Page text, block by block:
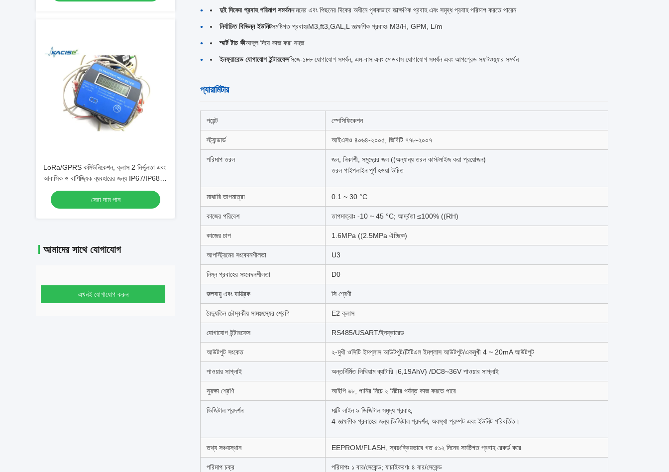
LoRa/GPRS কমিউনিকেশন, ক্লাস 2 নির্ভুলতা এবং
আবাসিক ও বাণিজ্যিক ব্যবহারের জন্য IP67/IP68
সুরক্ষা সহ ওয়্যারলেস আল্ট্রাসনিক BTU মিটার
সেরা দাম পান
আমাদের সাথে যোগাযোগ
এখনই যোগাযোগ করুন
দুই দিকের প্রবাহ পরিমাপ সমর্থনসামনের এবং পিছনের দিকের অধীনে পৃথকভাবে তাত্ক্ষণিক প্রবাহ এবং সমৃদ্ধ প্রবাহ পরিমাপ করতে পারেন
নির্বাচিত বিভিন্ন ইউনিটসমষ্টিগত প্রবাহঃM3,ft3,GAL,L তাত্ক্ষণিক প্রবাহঃ M3/H, GPM, L/m
স্মার্ট টাচ কীআঙ্গুল দিয়ে কাজ করা সহজ
ইনফ্রারেড যোগাযোগ ইন্টারফেসসিজে-১৮৮ যোগাযোগ সমর্থন, এম-বাস এবং মোডবাস যোগাযোগ সমর্থন এবং আপগ্রেড সফটওয়্যার সমর্থন
প্যারামিটার
পয়েন্ট স্পেসিফিকেশন
স্ট্যান্ডার্ড আইএসও ৪০৬৪-২০০৫, জিবিটি ৭৭৮-২০০৭
পরিমাপ তরল
জল, নিকাশী, সমুদ্রের জল ((অন্যান্য তরল কাস্টমাইজ করা প্রয়োজন)
তরল পাইপলাইন পূর্ণ হওয়া উচিত
মাঝারি তাপমাত্রা 0.1 ~ 30 °C
কাজের পরিবেশ তাপমাত্রাঃ -10 ~ 45 °C; আর্দ্রতা ≤100% ((RH)
কাজের চাপ 1.6MPa ((2.5MPa ঐচ্ছিক)
আপস্ট্রিমের সংবেদনশীলতা U3
নিম্ন প্রবাহের সংবেদনশীলতা D0
জলবায়ু এবং যান্ত্রিক সি শ্রেণী
বৈদ্যুতিন চৌম্বকীয় সামঞ্জস্যের শ্রেণি E2 ক্লাস
যোগাযোগ ইন্টারফেস RS485/USART/ইনফ্রারেড
আউটপুট সংকেত ২-মুখী ওসিটি ইমপ্লাস আউটপুট/টিটিএল ইমপ্লাস আউটপুট/একমুখী 4 ~ 20mA আউটপুট
পাওয়ার সাপ্লাই অন্তর্নির্মিত লিথিয়াম ব্যাটারি।6,19AhV) /DC8~36V পাওয়ার সাপ্লাই
সুরক্ষা শ্রেণি আইপি ৬৮, পানির নিচে ২ মিটার পর্যন্ত কাজ করতে পারে
ডিজিটাল প্রদর্শন
মাল্টি লাইন ৯ ডিজিটাল সমৃদ্ধ প্রবাহ,
4 তাত্ক্ষণিক প্রবাহের জন্য ডিজিটাল প্রদর্শন, অবস্থা প্রম্পট এবং ইউনিট পরিবর্তিত।
তথ্য সঞ্চয়স্থান EEPROM/FLASH, স্বয়ংক্রিয়ভাবে গত ৫১২ দিনের সমষ্টিগত প্রবাহ রেকর্ড করে
পরিমাপ চক্র পরিমাপঃ ১ বার/সেকেন্ড; যাচাইকরণঃ ৪ বার/সেকেন্ড